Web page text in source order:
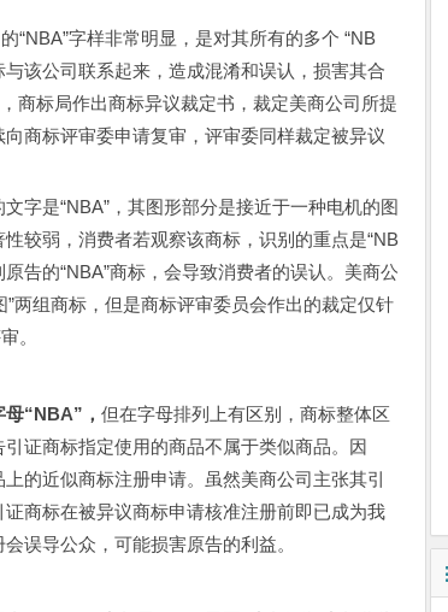
字样非常明显，是对其所有的多个 “NB
该公司联系起来，造成混淆和误认，损害其合
商标局作出商标异议裁定书，裁定美商公司所提
商标评审委申请复审，评审委同样裁定被异议
是“NBA”，其图形部分是接近于一种电机的图
较弱，消费者若观察该商标，识别的重点是“NB
告的“NBA”商标，会导致消费者的误认。美商公
两组商标，但是商标评审委员会作出的裁定仅针
。
“NBA”，但在字母排列上有区别，商标整体区
证商标指定使用的商品不属于类似商品。因
的近似商标注册申请。虽然美商公司主张其引
商标在被异议商标申请核准注册前即已成为我
误导公众，可能损害原告的利益。